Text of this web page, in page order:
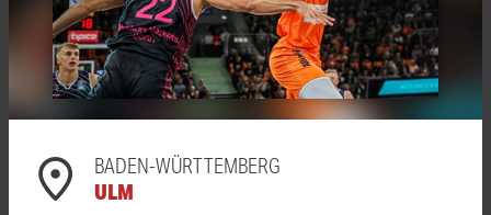
BADEN-WÜRTTEMBERG
ULM